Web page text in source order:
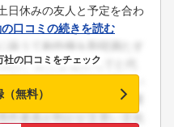
日休みの友人と予定を合わ
口コミの続きを読む
の口コミをチェック
無料）